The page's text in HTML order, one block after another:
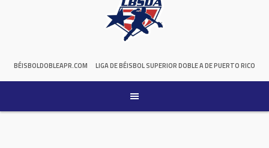
BÉISBOLDOBLEAPR.COM LIGA DE BÉISBOL SUPERIOR DOBLE A DE PUERTO RICO